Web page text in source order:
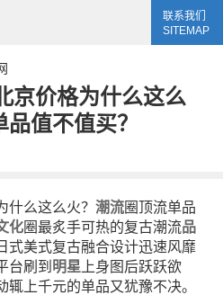
联系我们
SITEMAP
京价格为什么这么
值不值买？
什么这么火？ 潮流圈顶流单品
化圈最炙手可热的复古潮流品
式美式复古融合设计迅速风靡
台刷到 明星 上身图后跃跃欲
上千元的单品又犹豫不决。